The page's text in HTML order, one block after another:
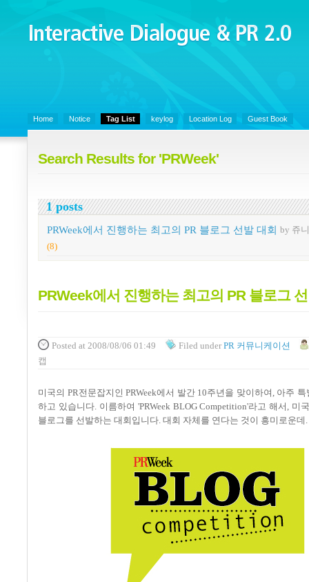
Interactive Dialogue &
PR 2.0
Home Notice Tag List keylog Location Log Guest Book
Search Results for 'PRWeek'
1 posts
PRWeek에서 진행하는 최고의 PR 블로그 선발 대회 by 쥬
(8)
PRWeek에서 진행하는 최고의 PR 블로그
Posted at 2008/08/06 01:49 Filed under PR 커뮤니케이션
캡
미국의 PR전문잡지인 PRWeek에서 발간 10주년을 맞이하여, 아주
하고 있습니다. 이름하여 'PRWeek BLOG Competition'라고 해서, 미
블로그를 선발하는 대회입니다. 대회 자체를 연다는 것이 흥미로운데.